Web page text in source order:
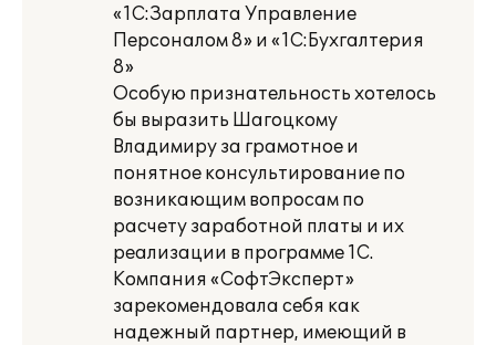
«1С:Зарплата Управление
Персоналом 8» и «1С:Бухгалтерия
8»
Особую признательность хотелось
бы выразить Шагоцкому
Владимиру за грамотное и
понятное консультирование по
возникающим вопросам по
расчету заработной платы и их
реализации в программе 1С.
Компания «СофтЭксперт»
зарекомендовала себя как
надежный партнер, имеющий в